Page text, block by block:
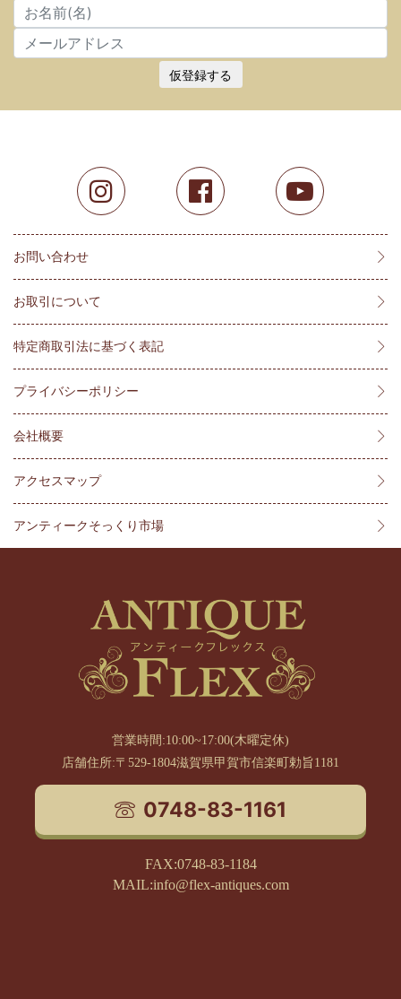
仮登録する
お問い合わせ
お取引について
特定商取引法に基づく表記
プライバシーポリシー
会社概要
アクセスマップ
アンティークそっくり市場
営業時間:10:00~17:00(木曜定休)
店舗住所:〒529-1804滋賀県甲賀市信楽町勅旨1181
0748-83-1161
FAX:0748-83-1184
MAIL:info@flex-antiques.com